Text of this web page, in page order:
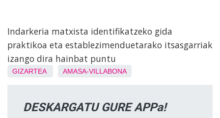
Indarkeria matxista identifikatzeko gida
praktikoa eta establezimenduetarako itsasgarriak
izango dira hainbat puntu
GIZARTEA AMASA-VILLABONA
DESKARGATU GURE APPa!